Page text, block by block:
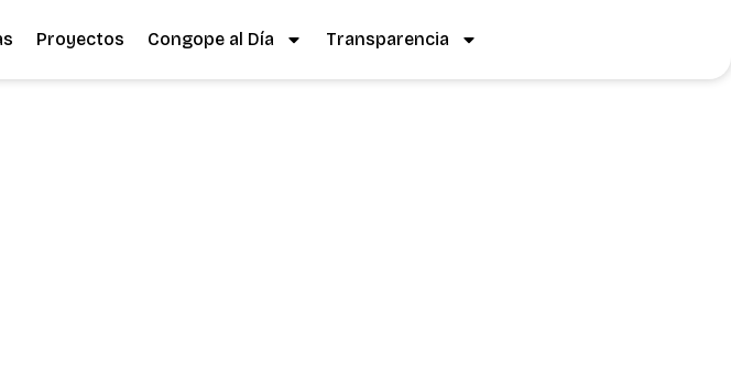
Proyectos Congope al Día Transparencia